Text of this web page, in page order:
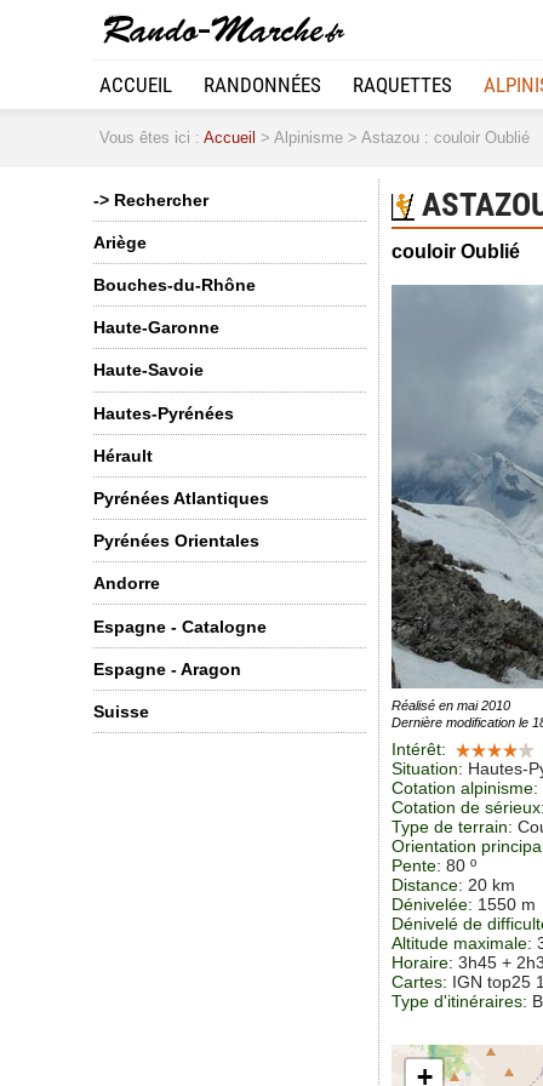
ACCUEIL RANDONNÉES RAQUETTES
Vous êtes ici : Accueil > Alpinisme > Astazou : couloir Oublié
-> Rechercher
Ariège
Bouches-du-Rhône
Haute-Garonne
Haute-Savoie
Hautes-Pyrénées
Hérault
Pyrénées Atlantiques
Pyrénées Orientales
Andorre
Espagne - Catalogne
Espagne - Aragon
Suisse
couloir Oublié
Réalisé en mai 2010
Dernière modification le
Intérêt:
Situation: Hautes-
Cotation alpinisme:
Cotation de sérieux
Type de terrain:
Orientation
Pente: 80 º
Distance: 20 km
Dénivelée: 1550 m
Dénivelé de
Altitude maximale:
Horaire: 3h45 +
Cartes: IGN top25
Type d'itinéraires:
+